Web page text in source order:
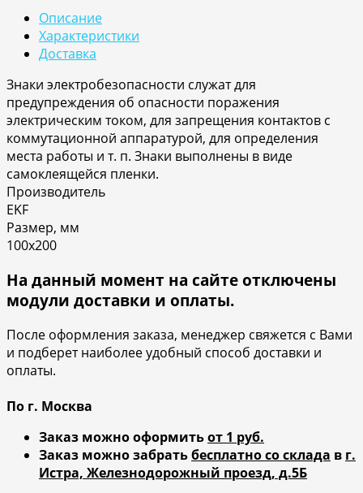
Описание
Характеристики
Доставка
Знаки электробезопасности служат для
предупреждения об опасности поражения
электрическим током, для запрещения контактов с
коммутационной аппаратурой, для определения
места работы и т. п. Знаки выполнены в виде
самоклеящейся пленки.
Производитель
EKF
Размер, мм
100х200
На данный момент на сайте отключены
модули доставки и оплаты.
После оформления заказа, менеджер свяжется с Вами
и подберет наиболее удобный способ доставки и
оплаты.
По г. Москва
Заказ можно оформитьот 1 руб.
Заказ можно забратьбесплатно со склада в г.
Истра, Железнодорожный проезд, д.5Б